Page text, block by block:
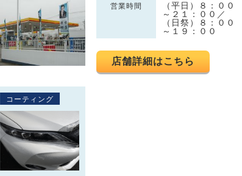
営業時間
（平日）８：００
～２１：００／
（日祭）８：００
～１９：００
店舗詳細はこちら
コーティング